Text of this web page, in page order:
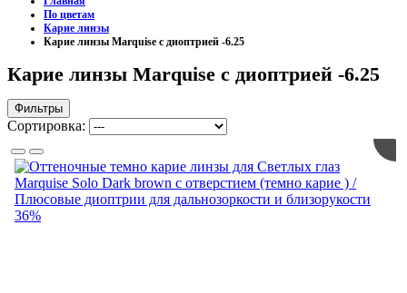
По цветам
Карие линзы
Карие линзы Marquise с диоптрией -6.25
Карие линзы Marquise с диоптрией -6.25
Фильтры
Сортировка:
36%